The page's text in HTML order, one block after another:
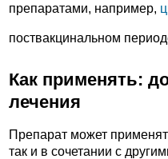
препаратами, например,
поствакцинальном
Как применять:
лечения
Препарат может
так и в сочетании с